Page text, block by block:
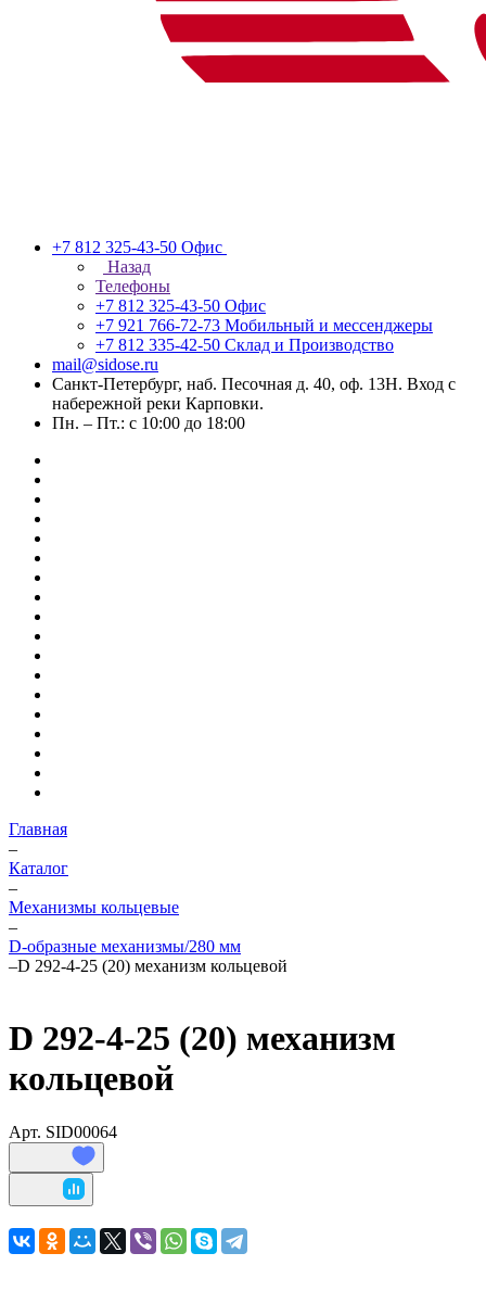
+7 812 325-43-50 Офис
Назад
Телефоны
+7 812 325-43-50 Офис
+7 921 766-72-73 Мобильный и мессенджеры
+7 812 335-42-50 Склад и Производство
mail@sidose.ru
Санкт-Петербург, наб. Песочная д. 40, оф. 13Н. Вход с
набережной реки Карповки.
Пн. – Пт.: с 10:00 до 18:00
Главная
–
Каталог
–
Механизмы кольцевые
–
D-образные механизмы/280 мм
–D 292-4-25 (20) механизм кольцевой
D 292-4-25 (20) механизм
кольцевой
Арт. SID00064